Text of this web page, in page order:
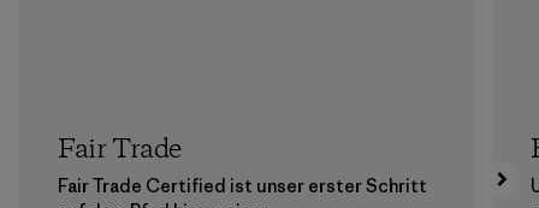
Fair Trade
Fair Trade Certified ist unser erster Schritt